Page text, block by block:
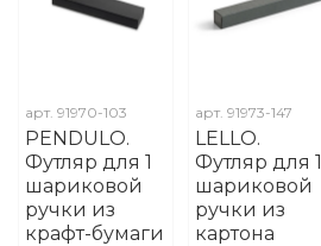
арт. 91970-103
PENDULO.
Футляр для 1
шариковой
ручки из
крафт-бумаги
арт.91973-147
LELLO.
Футляр для 1
шариковой
ручки из
картона